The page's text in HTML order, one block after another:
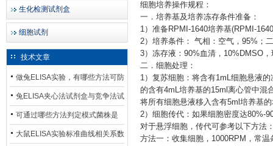
生化检测试剂盒
细胞试剂
技术文章
做兔ELISA实验，有哪些方法可防
止平台效应发生？
兔ELISA夹心法试剂盒与竞争法试
剂盒，适用检测场景存在哪些差
异？
可通过哪些方法判定模式菌株是
否存在杂菌污染？
大鼠ELISA实验标准曲线相关系数
细胞培养操作规程：
一．培养基及培养冻存条件准备：
1）准备RPMI-1640培养基(RPMI-
2）培养条件： 气相：空气，95%；
3）冻存液：90%血清，10%DMSO
二．细胞处理：
1）复苏细胞：将含有1mL细胞悬液
的含有4mL培养基的15ml离心管中混
将所有细胞悬液移入含有5ml培养基
2）细胞传代：如果细胞密度达80%-
对于悬浮细胞，传代可参考以下方法
方法一：收集细胞， 1000RPM，常